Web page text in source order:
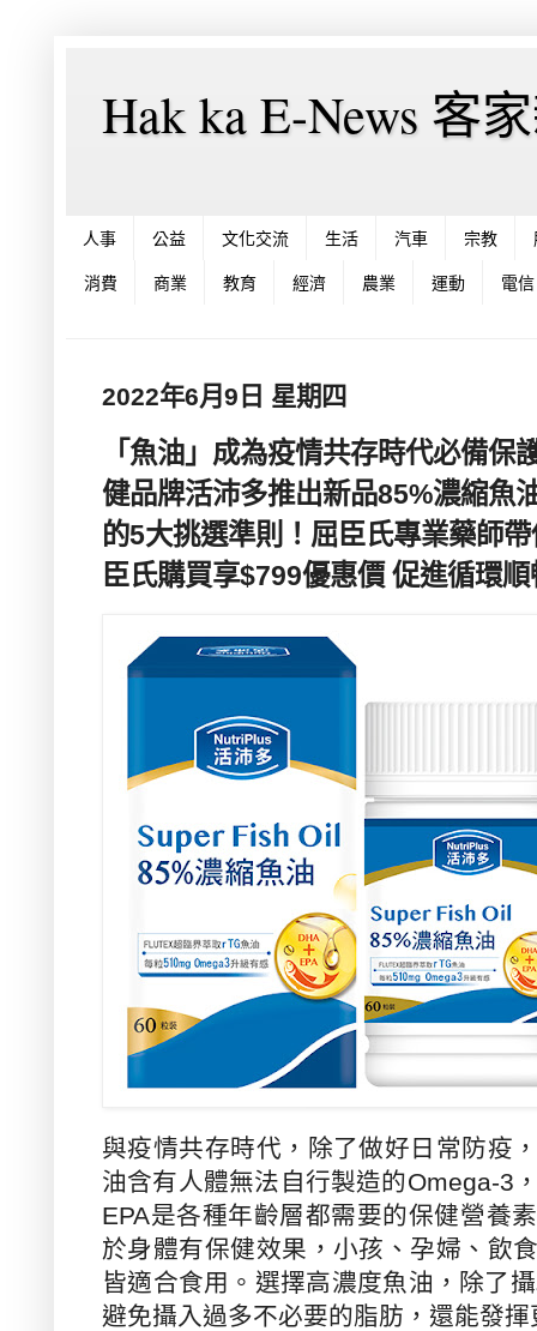
Hak ka E-News 客
人事 公益 文化交流 生活 汽車 宗教
消費 商業 教育 經濟 農業 運動 電信
2022年6月9日 星期四
「魚油」成為疫情共存時代必備保
健品牌活沛多推出新品85%濃縮魚
的5大挑選準則！屈臣氏專業藥師
臣氏購買享$799優惠價 促進循環
與疫情共存時代，除了做好日常防疫
油含有人體無法自行製造的Omega-3
EPA是各種年齡層都需要的保健營養
於身體有保健效果，小孩、孕婦、飲
皆適合食用 。選擇高濃度魚油，除了
避免攝入過多不必要的脂肪，還能發